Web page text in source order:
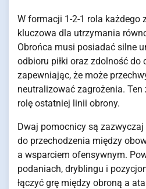
W formacji 1-2-1 rola każdego
kluczowa dla utrzymania
Obrońca musi posiadać silne
odbioru piłki oraz zdolność do
zapewniając, że może
neutralizować zagrożenia. Ten
rolę ostatniej linii obrony.
Dwaj pomocnicy są
do przechodzenia między
a wsparciem ofensywnym.
podaniach, dryblingu i
łączyć grę między obroną a